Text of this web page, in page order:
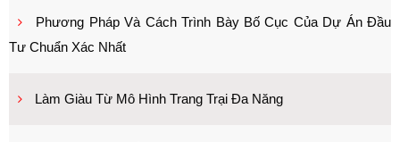
Phương Pháp Và Cách Trình Bày Bố Cục Của Dự Án Đầu
Tư Chuẩn Xác Nhất
Làm Giàu Từ Mô Hình Trang Trại Đa Năng